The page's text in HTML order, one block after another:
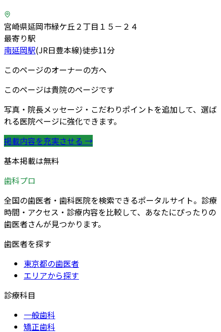
宮崎県延岡市緑ケ丘２丁目１５－２４
最寄り駅
南延岡駅(JR日豊本線)徒歩11分
このページのオーナーの方へ
このページは貴院のページです
写真・院長メッセージ・こだわりポイントを追加して、選ば
れる医院ページに強化できます。
掲載内容を充実させる →
基本掲載は無料
歯科プロ
全国の歯医者・歯科医院を検索できるポータルサイト。診療
時間・アクセス・診療内容を比較して、あなたにぴったりの
歯医者さんが見つかります。
歯医者を探す
東京都の歯医者
エリアから探す
診療科目
一般歯科
矯正歯科